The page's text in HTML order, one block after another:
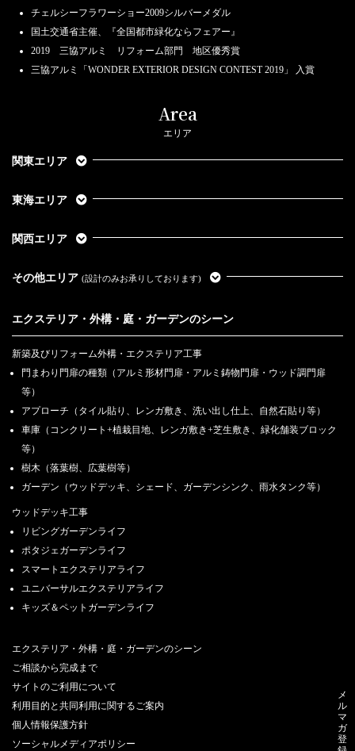
チェルシーフラワーショー2009シルバーメダル
国土交通省主催、『全国都市緑化ならフェアー』
2019 三協アルミ リフォーム部門 地区優秀賞
三協アルミ「WONDER EXTERIOR DESIGN CONTEST 2019」 入賞
Area
エリア
関東エリア
東海エリア
関西エリア
その他エリア (設計のみお承りしております)
エクステリア・外構・庭・ガーデンのシーン
新築及びリフォーム外構・エクステリア工事
門まわり門扉の種類（アルミ形材門扉・アルミ鋳物門扉・ウッド調門扉
等）
アプローチ（タイル貼り、レンガ敷き、洗い出し仕上、自然石貼り等）
車庫（コンクリート+植栽目地、レンガ敷き+芝生敷き、緑化舗装ブロック
等）
樹木（落葉樹、広葉樹等）
ガーデン（ウッドデッキ、シェード、ガーデンシンク、雨水タンク等）
ウッドデッキ工事
リビングガーデンライフ
ポタジェガーデンライフ
スマートエクステリアライフ
ユニバーサルエクステリアライフ
キッズ＆ペットガーデンライフ
エクステリア・外構・庭・ガーデンのシーン
ご相談から完成まで
サイトのご利用について
利用目的と共同利用に関するご案内
個人情報保護方針
ソーシャルメディアポリシー
メ
ル
マ
ガ
登